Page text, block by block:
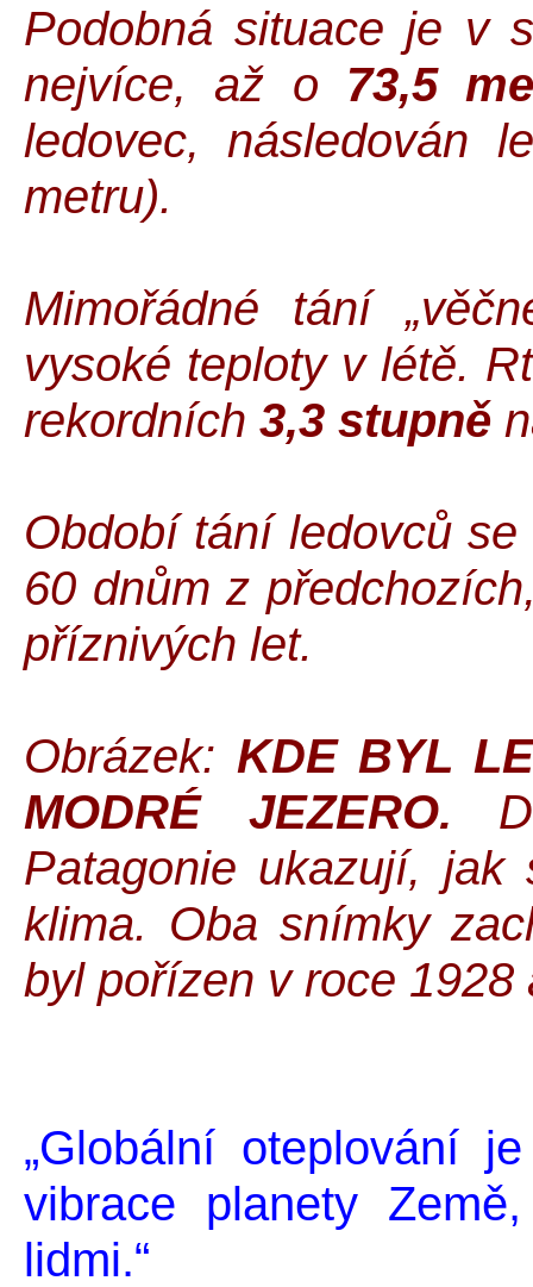
Podobná situace je v
nejvíce, až o 73,5
ledovec, následován
metru).
Mimořádné tání
vysoké teploty v létě.
rekordních 3,3 stupně
Období tání ledovců
60 dnům z
příznivých let.
Obrázek: KDE BYL
MODRÉ JEZERO.
Patagonie ukazují,
klima. Oba snímky
byl pořízen v roce
„Globální oteplování
vibrace planety
lidmi.“